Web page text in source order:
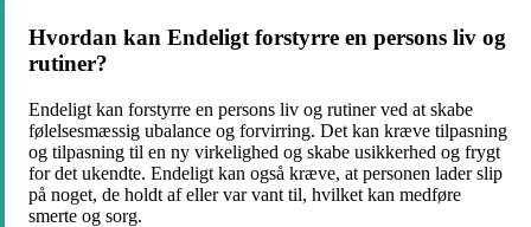
Hvordan kan Endeligt forstyrre en persons liv og
rutiner?
Endeligt kan forstyrre en persons liv og rutiner ved at skabe
følelsesmæssig ubalance og forvirring. Det kan kræve tilpasning
og tilpasning til en ny virkelighed og skabe usikkerhed og frygt
for det ukendte. Endeligt kan også kræve, at personen lader slip
på noget, de holdt af eller var vant til, hvilket kan medføre
smerte og sorg.